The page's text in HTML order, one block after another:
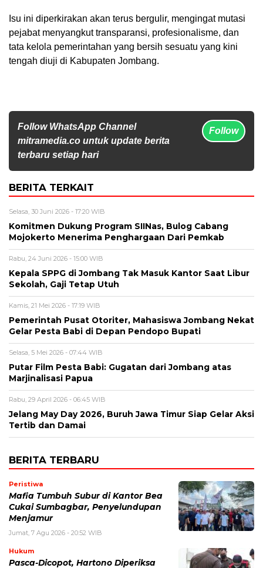
Isu ini diperkirakan akan terus bergulir, mengingat mutasi
pejabat menyangkut transparansi, profesionalisme, dan
tata kelola pemerintahan yang bersih sesuatu yang kini
tengah diuji di Kabupaten Jombang.
Follow WhatsApp Channel
mitramedia.co untuk update berita
terbaru setiap hari
Follow
BERITA TERKAIT
Selasa, 30 Juni 2026 - 17:20 WIB
Komitmen Dukung Program SIINas, Bulog Cabang
Mojokerto Menerima Penghargaan Dari Pemkab
Rabu, 24 Juni 2026 - 15:00 WIB
Kepala SPPG di Jombang Tak Masuk Kantor Saat Libur
Sekolah, Gaji Tetap Utuh
Kamis, 21 Mei 2026 - 17:19 WIB
Pemerintah Pusat Otoriter, Mahasiswa Jombang Nekat
Gelar Pesta Babi di Depan Pendopo Bupati
Selasa, 5 Mei 2026 - 07:44 WIB
Putar Film Pesta Babi: Gugatan dari Jombang atas
Marjinalisasi Papua
Rabu, 29 April 2026 - 06:45 WIB
Jelang May Day 2026, Buruh Jawa Timur Siap Gelar Aksi
Tertib dan Damai
BERITA TERBARU
Peristiwa
Mafia Tumbuh Subur di Kantor Bea
Cukai Sumbagbar, Penyelundupan
Menjamur
Jumat, 7 Agu 2026 - 20:52 WIB
Hukum
Pasca-Dicopot, Hartono Diperiksa